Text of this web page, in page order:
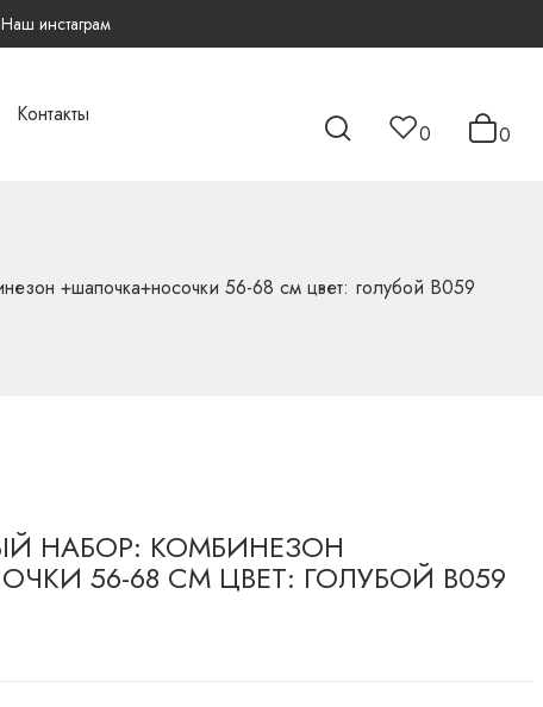
Наш инстаграм
Контакты
0 0
+шапочка+носочки 56-68 см цвет: голубой В059
НАБОР: КОМБИНЕЗОН
56-68 СМ ЦВЕТ: ГОЛУБОЙ В059